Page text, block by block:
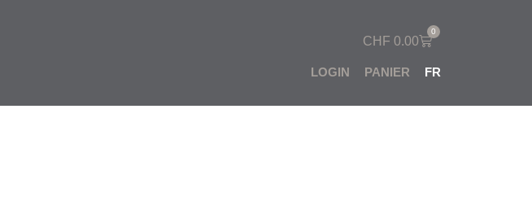
CHF 0.00
0
LOGIN PANIER FR